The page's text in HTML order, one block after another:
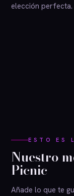
elección perfecta.
ESTO ES
Nuestro
Picnic
Añade lo que te